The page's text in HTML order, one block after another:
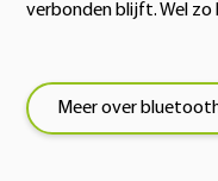
verbonden blijft. Wel zo
Meer over